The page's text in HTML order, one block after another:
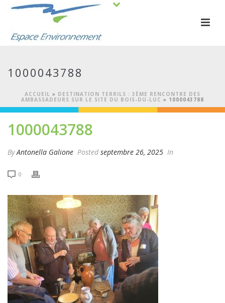
1000043788
ACCUEIL » DESTINATION TERRILS : 3ÈME RENCONTRE DES
AMBASSADEURS SUR LE SITE DU BOIS-DU-LUC » 1000043788
1000043788
ByAntonella Galione Posted septembre 26, 2025 In
0